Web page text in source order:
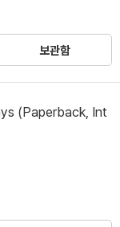
보관함
(Paperback, Int